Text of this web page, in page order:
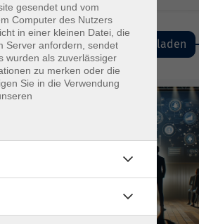
mehr laden
gesendet und vom
Computer des Nutzers
in einer kleinen Datei, die
Server anfordern, sendet
wurden als zuverlässiger
zu merken oder die
Sie in die Verwendung